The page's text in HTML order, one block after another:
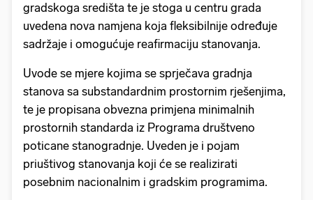
gradskoga središta te je stoga u centru grada
uvedena nova namjena koja fleksibilnije određuje
sadržaje i omogućuje reafirmaciju stanovanja.
Uvode se mjere kojima se sprječava gradnja
stanova sa substandardnim prostornim rješenjima,
te je propisana obvezna primjena minimalnih
prostornih standarda iz Programa društveno
poticane stanogradnje. Uveden je i pojam
priuštivog stanovanja koji će se realizirati
posebnim nacionalnim i gradskim programima.